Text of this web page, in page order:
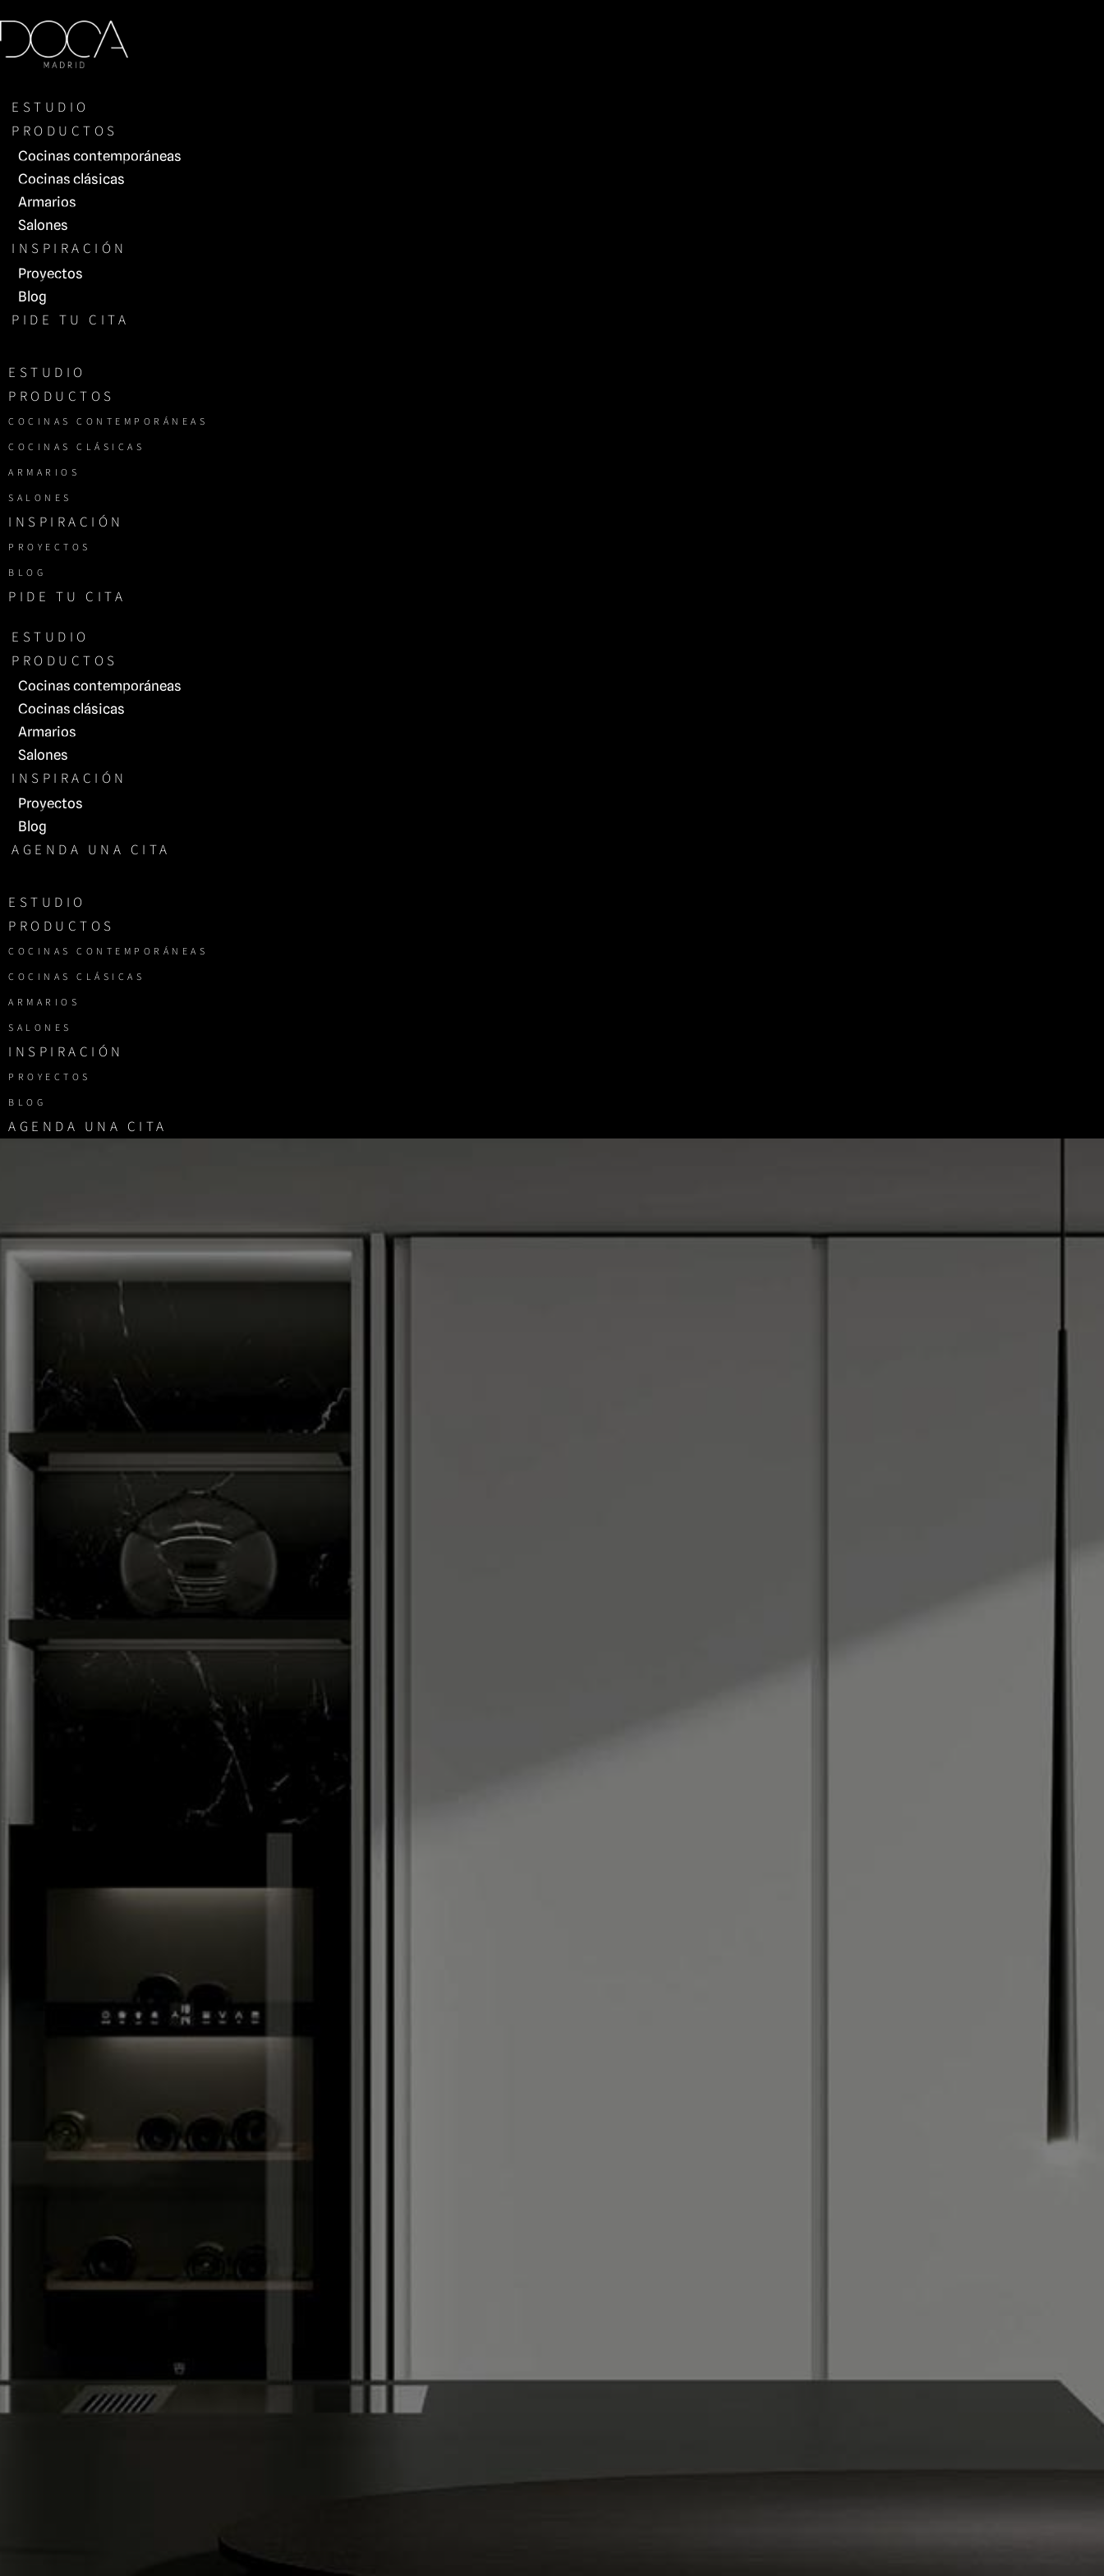
Saltar
ESTUDIO
PRODUCTOS
Cocinas contemporáneas
Cocinas clásicas
Armarios
Salones
INSPIRACIÓN
Proyectos
Blog
PIDE TU CITA
ESTUDIO
PRODUCTOS
COCINAS CONTEMPORÁNEAS
COCINAS CLÁSICAS
ARMARIOS
SALONES
INSPIRACIÓN
PROYECTOS
BLOG
PIDE TU CITA
ESTUDIO
PRODUCTOS
Cocinas contemporáneas
Cocinas clásicas
Armarios
Salones
INSPIRACIÓN
Proyectos
Blog
AGENDA UNA CITA
ESTUDIO
PRODUCTOS
COCINAS CONTEMPORÁNEAS
COCINAS CLÁSICAS
ARMARIOS
SALONES
INSPIRACIÓN
PROYECTOS
BLOG
AGENDA UNA CITA